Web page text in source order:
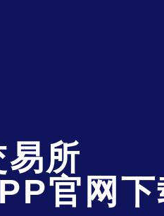
易所
官网下